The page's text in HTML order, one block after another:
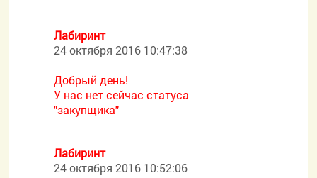
Лабиринт
24 октября 2016 10:47:38
Добрый день!
У нас нет сейчас статуса
"закупщика"
Лабиринт
24 октября 2016 10:52:06